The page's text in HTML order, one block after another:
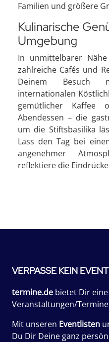
Familien und größere
Kulinarische
Umgebung
In unmittelbarer
zahlreiche Cafés und
Deinem Besuch
internationalen
gemütlicher Kaffee
Abendessen – die
um die Stiftsbasilika
Lass den Tag bei
angenehmer
reflektiere die
VERPASSE KEIN
termine.de bietet Dir
Veranstaltungen/
Mit unseren Eventlisten
Du Dir Deine ganz